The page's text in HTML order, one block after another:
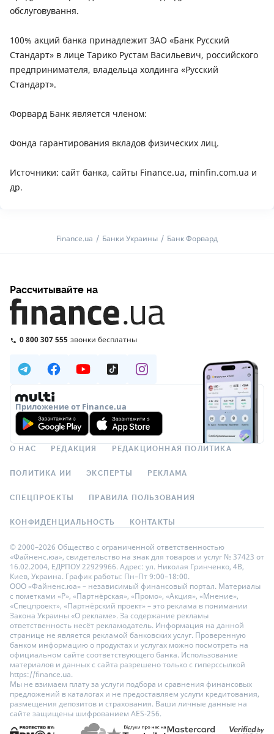
обслуговування.
100% акций банка принадлежит ЗАО «Банк Русский
Стандарт» в лице Тарико Рустам Васильевич, российского
предпринимателя, владельца холдинга «Русский
Стандарт».
Форвард Банк является членом:
Фонда гарантирования вкладов физических лиц.
Источники: сайт банка, сайты Finance.ua, minfin.com.ua и
др.
Finance.ua Банки Украины Банк Форвард
Рассчитывайте на
0 800 307 555 звонки бесплатны
Приложение от Finance.ua
О НАС РЕДАКЦИЯ РЕДАКЦИОННАЯ ПОЛИТИКА
ПОЛИТИКА ИИ ЭКСПЕРТЫ РЕКЛАМА
СПЕЦПРОЕКТЫ ПРАВИЛА ПОЛЬЗОВАНИЯ
КОНФИДЕНЦИАЛЬНОСТЬ КОНТАКТЫ
© 2000–2026 Общество с ограниченной ответственностью
«Файненс.юа», свидетельство на знак для товаров и услуг № 37423 от
16.02.2004, ЕДРПОУ 22929966. Адрес: ул. Николая Гринченко, 4В,
Киев, Украина. График работы: Пн–Пт 9:00–18:00.
ООО «Файненс.юа» – независимый финансовый портал. Материалы
с пометками «Р», «Партнёрская», «Промо», «Акция», «Мнение»,
«Спецпроект», «Партнёрский проект» – это реклама в понимании
Закона Украины «О рекламе». За содержание рекламы
ответственность несёт рекламодатель. Информация на данной
странице не является рекламой банковских услуг. Проверенную
банком информацию о продуктах и услугах можно посмотреть на
официальном сайте соответствующего банка. Использование
материалов и данных с сайта разрешено только с гиперссылкой
https://finance.ua.
Мы не взимаем плату за услуги подбора и сравнения финансовых
предложений в каталогах и не предоставляем услуги кредитования,
размещения депозитов и страхования. Ваши личные данные на
сайте защищены шифрованием AES-256.